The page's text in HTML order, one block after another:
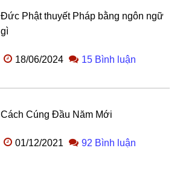
Đức Phật thuyết Pháp bằng ngôn ngữ
gì
18/06/2024 15 Bình luận
Cách Cúng Đầu Năm Mới
01/12/2021 92 Bình luận